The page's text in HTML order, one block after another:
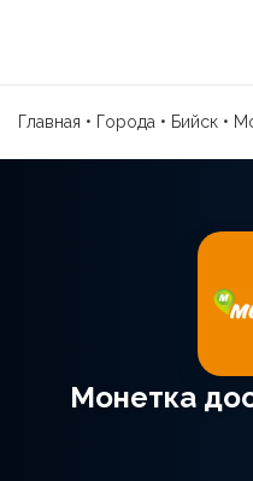
Главная • Города • Бийск •
Монетка